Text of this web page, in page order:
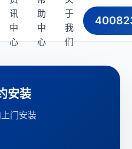
讯
中
心
助
中
心
于
我
们
安装
门安装